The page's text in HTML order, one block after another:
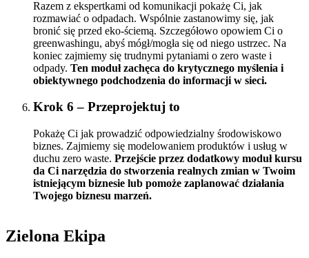
Razem z ekspertkami od komunikacji pokażę Ci, jak
rozmawiać o odpadach. Wspólnie zastanowimy się, jak
bronić się przed eko-ściemą. Szczegółowo opowiem Ci o
greenwashingu, abyś mógł/mogła się od niego ustrzec. Na
koniec zajmiemy się trudnymi pytaniami o zero waste i
odpady. Ten moduł zachęca do krytycznego myślenia i
obiektywnego podchodzenia do informacji w sieci.
Krok 6 – Przeprojektuj to
Pokażę Ci jak prowadzić odpowiedzialny środowiskowo
biznes. Zajmiemy się modelowaniem produktów i usług w
duchu zero waste. Przejście przez dodatkowy moduł kursu
da Ci narzędzia do stworzenia realnych zmian w Twoim
istniejącym biznesie lub pomoże zaplanować działania
Twojego biznesu marzeń.
Zielona Ekipa